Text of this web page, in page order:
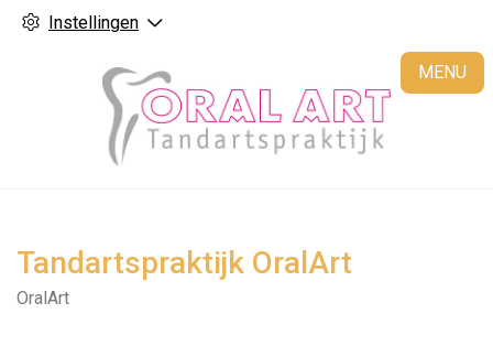
Instellingen
MENU
Tandartspraktijk OralArt
OralArt